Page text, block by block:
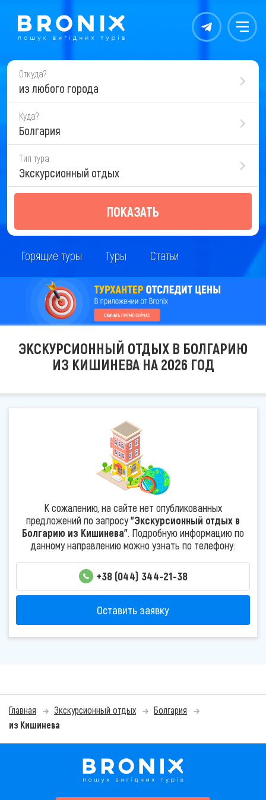
Контакты Меню
Откуда?
из любого города
Куда?
Болгария
Тип тура
Экскурсионный отдых
ПОКАЗАТЬ
Горящие туры Туры Статьи
ЭКСКУРСИОННЫЙ ОТДЫХ В БОЛГАРИЮ
ИЗ КИШИНЕВА НА 2026 ГОД
К сожалению, на сайте нет опубликованных
предложений по запросу"Экскурсионный отдых в
Болгарию из Кишинева". Подробную информацию по
данному направлению можно узнать по телефону:
+38 (044) 344-21-38
Оставить заявку
Главная Экскурсионный отдых
Болгария
из Кишинева